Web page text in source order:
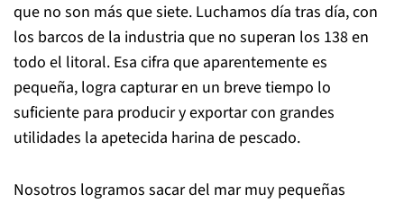
que no son más que siete. Luchamos día tras día, con
los barcos de la industria que no superan los 138 en
todo el litoral. Esa cifra que aparentemente es
pequeña, logra capturar en un breve tiempo lo
suficiente para producir y exportar con grandes
utilidades la apetecida harina de pescado.
Nosotros logramos sacar del mar muy pequeñas